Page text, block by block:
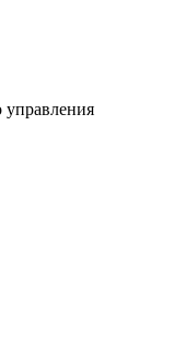
управления